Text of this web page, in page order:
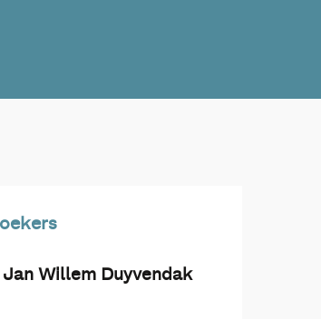
Jan Willem Duyvendak